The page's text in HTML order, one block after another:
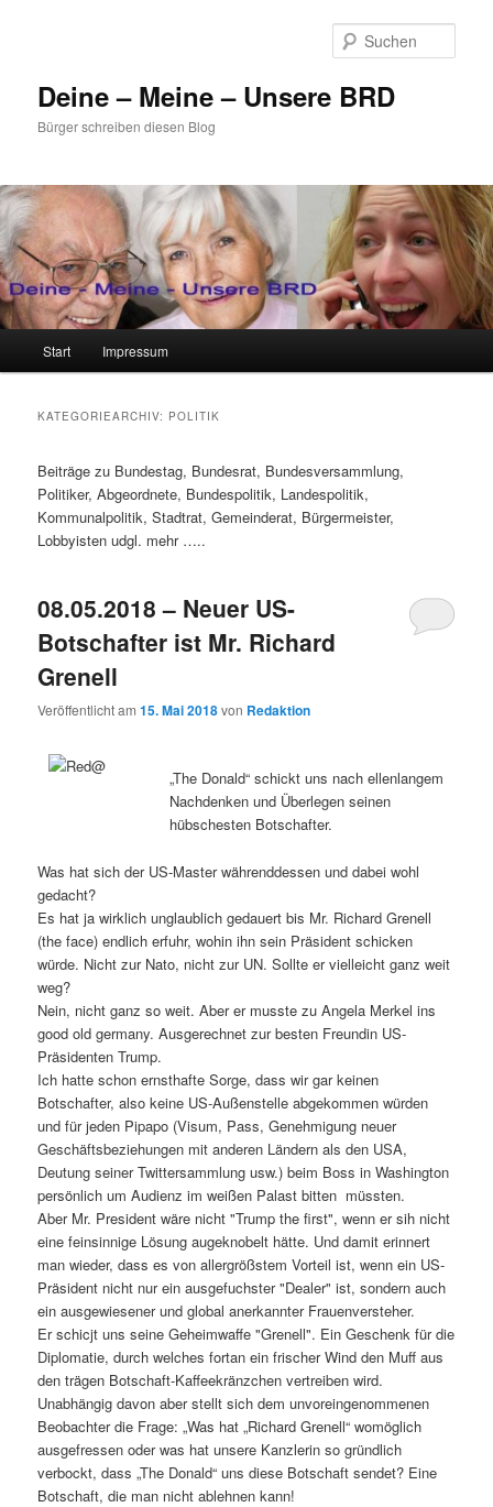
Deine – Meine – Unsere BRD
Bürger schreiben diesen Blog
Start Impressum
KATEGORIEARCHIV: POLITIK
Beiträge zu Bundestag, Bundesrat, Bundesversammlung,
Politiker, Abgeordnete, Bundespolitik, Landespolitik,
Kommunalpolitik, Stadtrat, Gemeinderat, Bürgermeister,
Lobbyisten udgl. mehr …..
08.05.2018 – Neuer US-
Botschafter ist Mr. Richard
Grenell
Veröffentlicht am15. Mai 2018von Redaktion
„The Donald“ schickt uns nach ellenlangem
Nachdenken und Überlegen seinen
hübschesten Botschafter.
Was hat sich der US-Master währenddessen und dabei wohl
gedacht?
Es hat ja wirklich unglaublich gedauert bis Mr. Richard Grenell
(the face) endlich erfuhr, wohin ihn sein Präsident schicken
würde. Nicht zur Nato, nicht zur UN. Sollte er vielleicht ganz weit
weg?
Nein, nicht ganz so weit. Aber er musste zu Angela Merkel ins
good old germany. Ausgerechnet zur besten Freundin US-
Präsidenten Trump.
Ich hatte schon ernsthafte Sorge, dass wir gar keinen
Botschafter, also keine US-Außenstelle abgekommen würden
und für jeden Pipapo (Visum, Pass, Genehmigung neuer
Geschäftsbeziehungen mit anderen Ländern als den USA,
Deutung seiner Twittersammlung usw.) beim Boss in Washington
persönlich um Audienz im weißen Palast bitten müssten.
Aber Mr. President wäre nicht "Trump the first", wenn er sih nicht
eine feinsinnige Lösung augeknobelt hätte. Und damit erinnert
man wieder, dass es von allergrößstem Vorteil ist, wenn ein US-
Präsident nicht nur ein ausgefuchster "Dealer" ist, sondern auch
ein ausgewiesener und global anerkannter Frauenversteher.
Er schicjt uns seine Geheimwaffe "Grenell". Ein Geschenk für die
Diplomatie, durch welches fortan ein frischer Wind den Muff aus
den trägen Botschaft-Kaffeekränzchen vertreiben wird.
Unabhängig davon aber stellt sich dem unvoreingenommenen
Beobachter die Frage: „Was hat „Richard Grenell“ womöglich
ausgefressen oder was hat unsere Kanzlerin so gründlich
verbockt, dass „The Donald“ uns diese Botschaft sendet? Eine
Botschaft, die man nicht ablehnen kann!